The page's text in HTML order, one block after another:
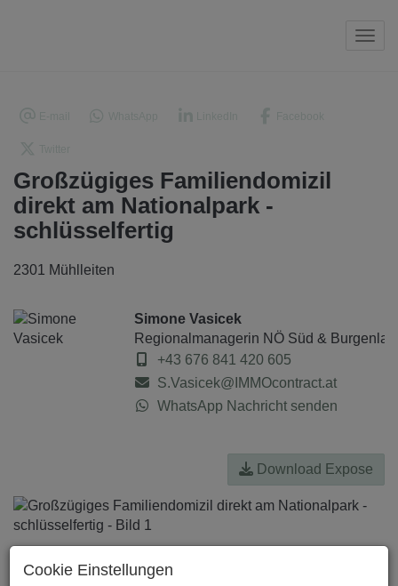
Großzügiges Familiendomizil
direkt am Nationalpark -
schlüsselfertig
2301 Mühlleiten
Simone Vasicek
Regionalmanagerin NÖ Süd &
+43 676 841 420 605
S.Vasicek@IMMOcontract.at
WhatsApp Nachricht senden
Download Expose
Cookie Einstellungen